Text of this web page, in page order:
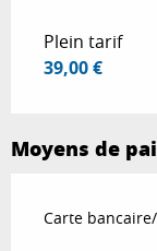
Plein tarif
39,00 €
Moyens de
Carte